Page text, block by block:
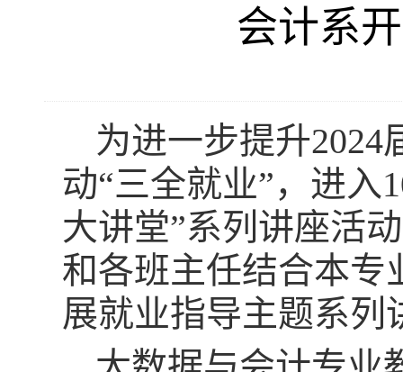
会计系
为进一步提升2024
动“三全就业”， 进入
大讲堂”系列讲座活
和各班主任结合本专
展就业指导主题系列